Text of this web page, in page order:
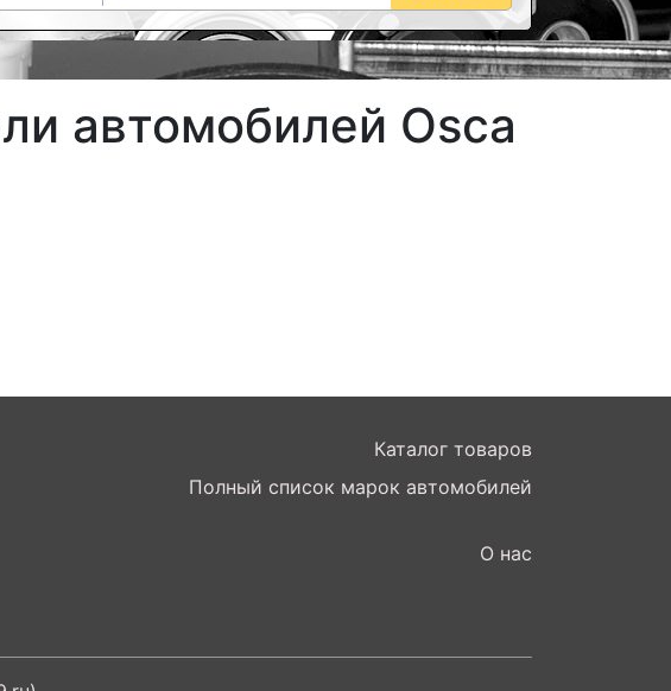
автомобилей Osca
Каталог товаров
Полный список марок автомобилей
О нас